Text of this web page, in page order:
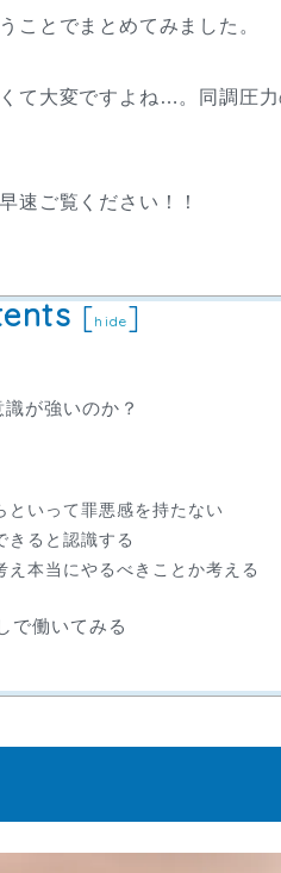
ことでまとめてみました。
て大変ですよね…。同調圧
速ご覧ください！！
[hide]
が強いのか？
といって罪悪感を持たない
きると認識する
え本当にやるべきことか考える
で働いてみる